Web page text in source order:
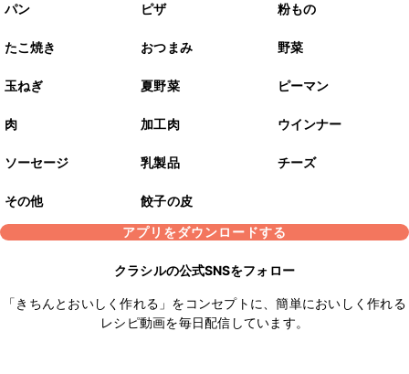
パン ピザ 粉もの
たこ焼き おつまみ 野菜
玉ねぎ 夏野菜 ピーマン
肉 加工肉 ウインナー
ソーセージ 乳製品 チーズ
その他
餃子の皮
アプリをダウンロードする
クラシルの公式SNSをフォロー
「きちんとおいしく作れる」をコンセプトに、簡単においしく作れる
レシピ動画を毎日配信しています。